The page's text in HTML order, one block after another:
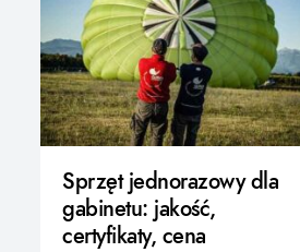
Sprzęt jednorazowy dla
gabinetu: jakość,
certyfikaty, cena